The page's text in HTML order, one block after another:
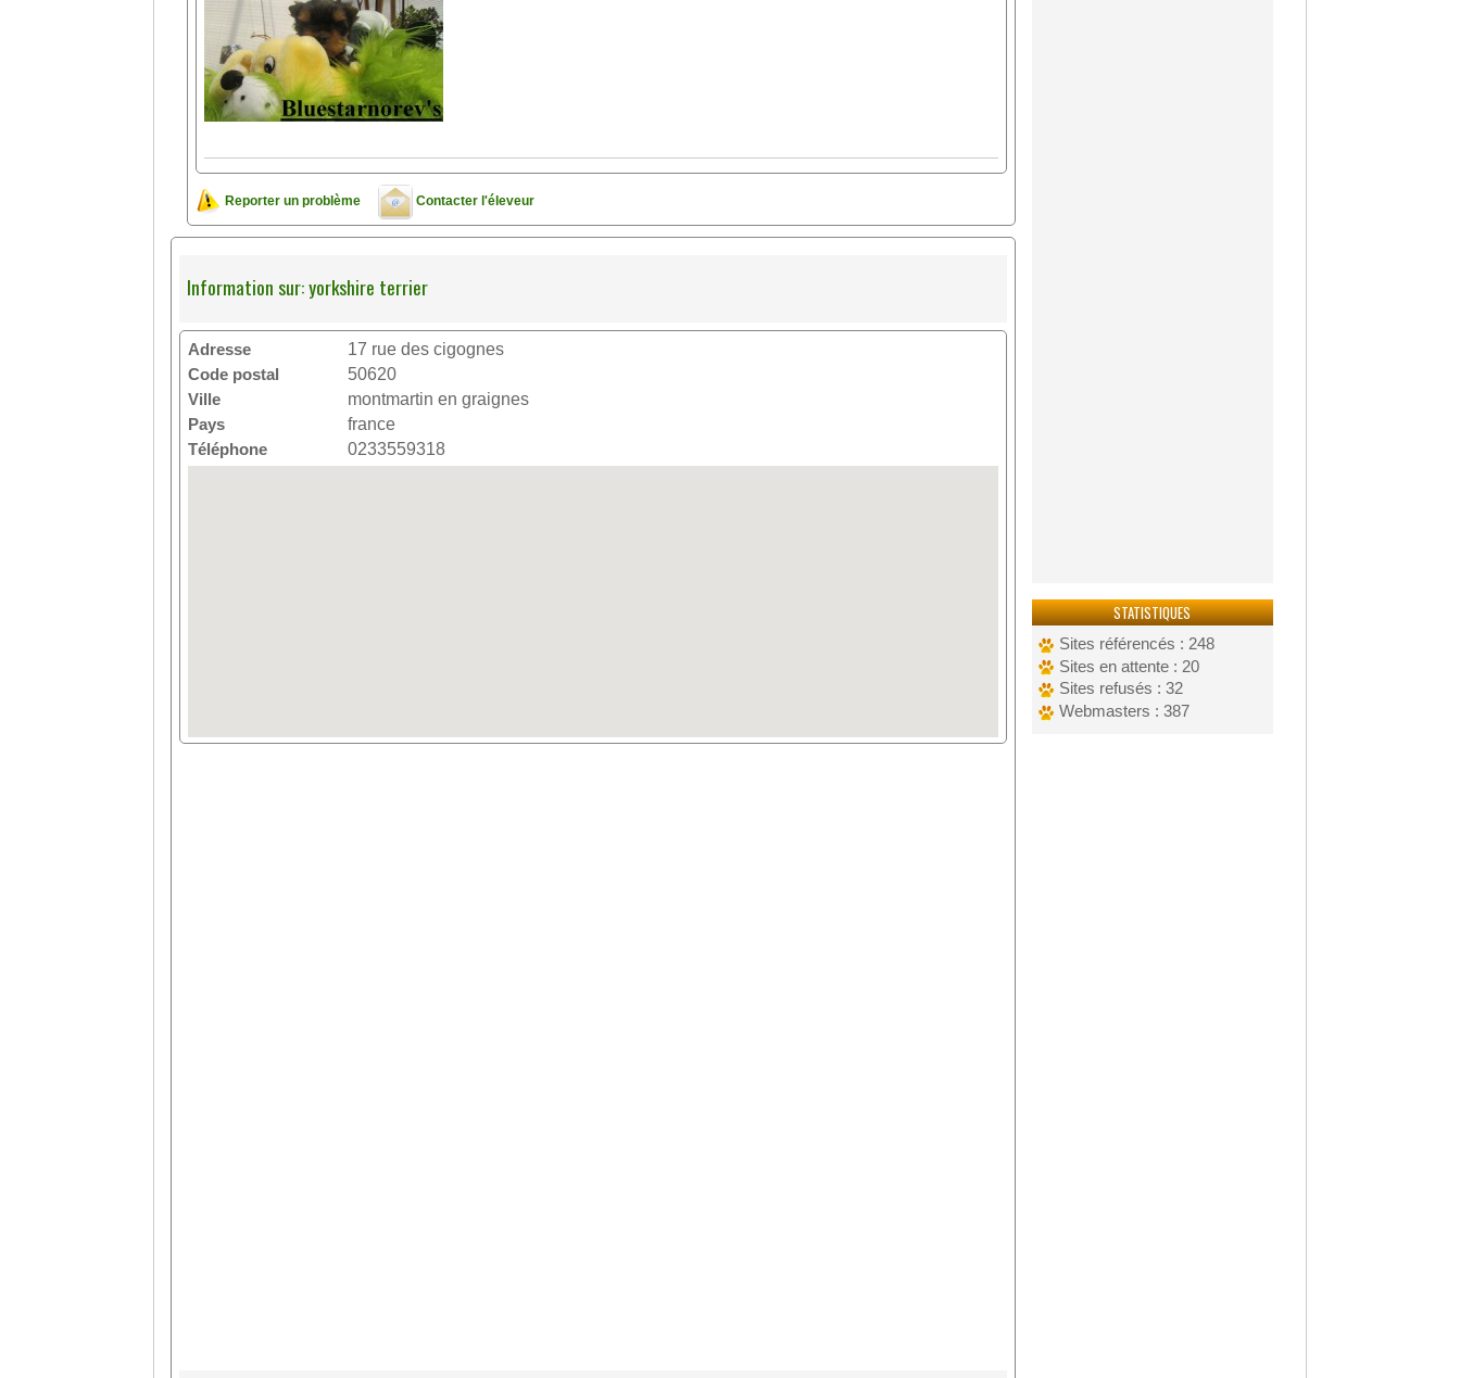
STATISTIQUES
Sites référencés : 248
Sites en attente : 20
Sites refusés : 32
Webmasters : 387
Reporter un problème Contacter l'éleveur
Information sur: yorkshire terrier
Adresse
17 rue des cigognes
Code postal
50620
Ville
montmartin en graignes
Pays
france
Téléphone
0233559318